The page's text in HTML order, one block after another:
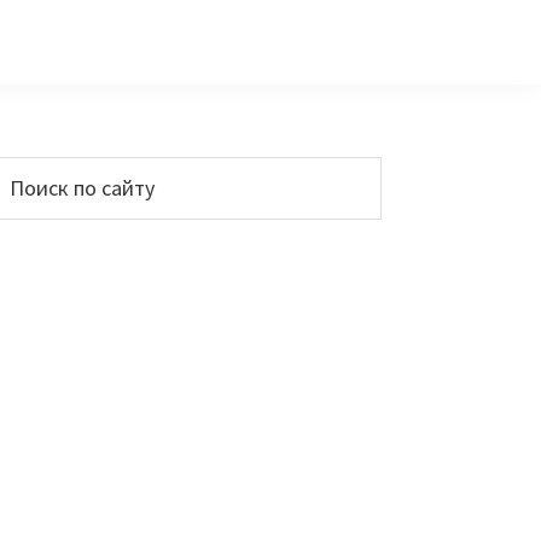
Основной